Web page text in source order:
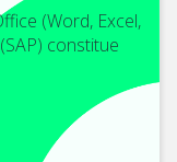
(Word, Excel,
constitue